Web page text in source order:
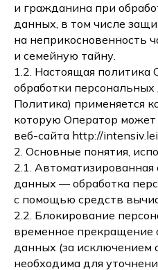
и гражданина при
данных, в том числе
на неприкосновенность
и семейную тайну.
1.2. Настоящая
обработки
Политика) применяется
которую Оператор может
веб-сайта http://
2. Основные понятия,
2.1.
данных — обработка
с помощью средств
2.2. Блокирование
временное прекращение
данных (за исключением
необходима для